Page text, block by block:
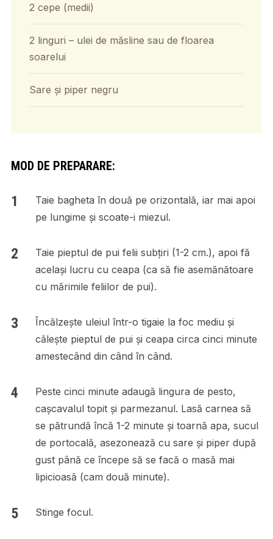
2 cepe (medii)
2 linguri – ulei de măsline sau de floarea
soarelui
Sare și piper negru
MOD DE PREPARARE:
Taie bagheta în două pe orizontală, iar mai apoi
pe lungime și scoate-i miezul.
Taie pieptul de pui felii subțiri (1-2 cm.), apoi fă
același lucru cu ceapa (ca să fie asemănătoare
cu mărimile feliilor de pui).
Încălzește uleiul într-o tigaie la foc mediu și
călește pieptul de pui și ceapa circa cinci minute
amestecând din când în când.
Peste cinci minute adaugă lingura de pesto,
cașcavalul topit și parmezanul. Lasă carnea să
se pătrundă încă 1-2 minute și toarnă apa, sucul
de portocală, asezonează cu sare și piper după
gust până ce începe să se facă o masă mai
lipicioasă (cam două minute).
Stinge focul.